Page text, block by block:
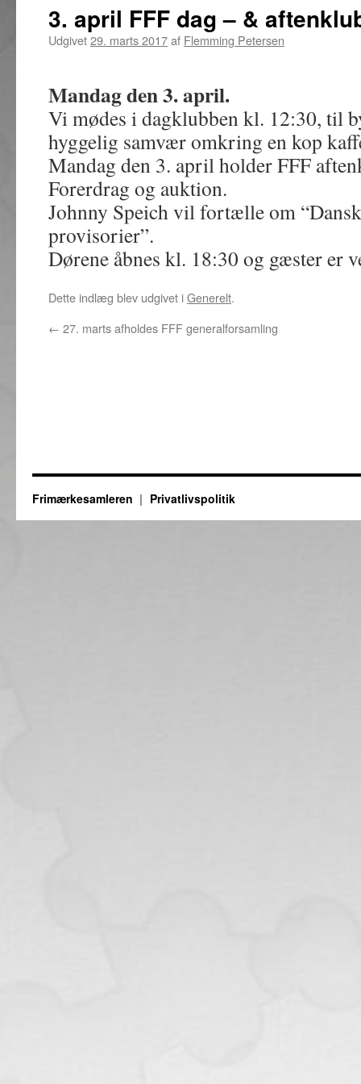
3. april FFF dag – &
Udgivet29. marts 2017af Flemming Petersen
Mandag den 3. april.
Vi mødes i dagklubben kl. 12:30, til
hyggelig samvær omkring en kop
Mandag den 3. april holder FFF
Forerdrag og auktion.
Johnny Speich vil fortælle om
provisorier”.
Dørene åbnes kl. 18:30 og gæster er
Dette indlæg blev udgivet iGenerelt.
← 27. marts afholdes FFF generalforsamling
Frimærkesamleren Privatlivspolitik